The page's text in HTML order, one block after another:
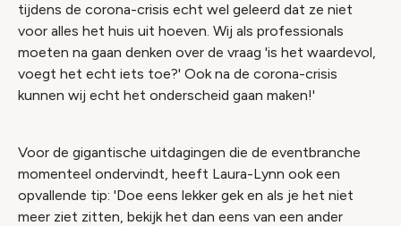
tijdens de corona-crisis echt wel geleerd dat ze niet
voor alles het huis uit hoeven. Wij als professionals
moeten na gaan denken over de vraag 'is het waardevol,
voegt het echt iets toe?' Ook na de corona-crisis
kunnen wij echt het onderscheid gaan maken!'
Voor de gigantische uitdagingen die de eventbranche
momenteel ondervindt, heeft Laura-Lynn ook een
opvallende tip: 'Doe eens lekker gek en als je het niet
meer ziet zitten, bekijk het dan eens van een ander